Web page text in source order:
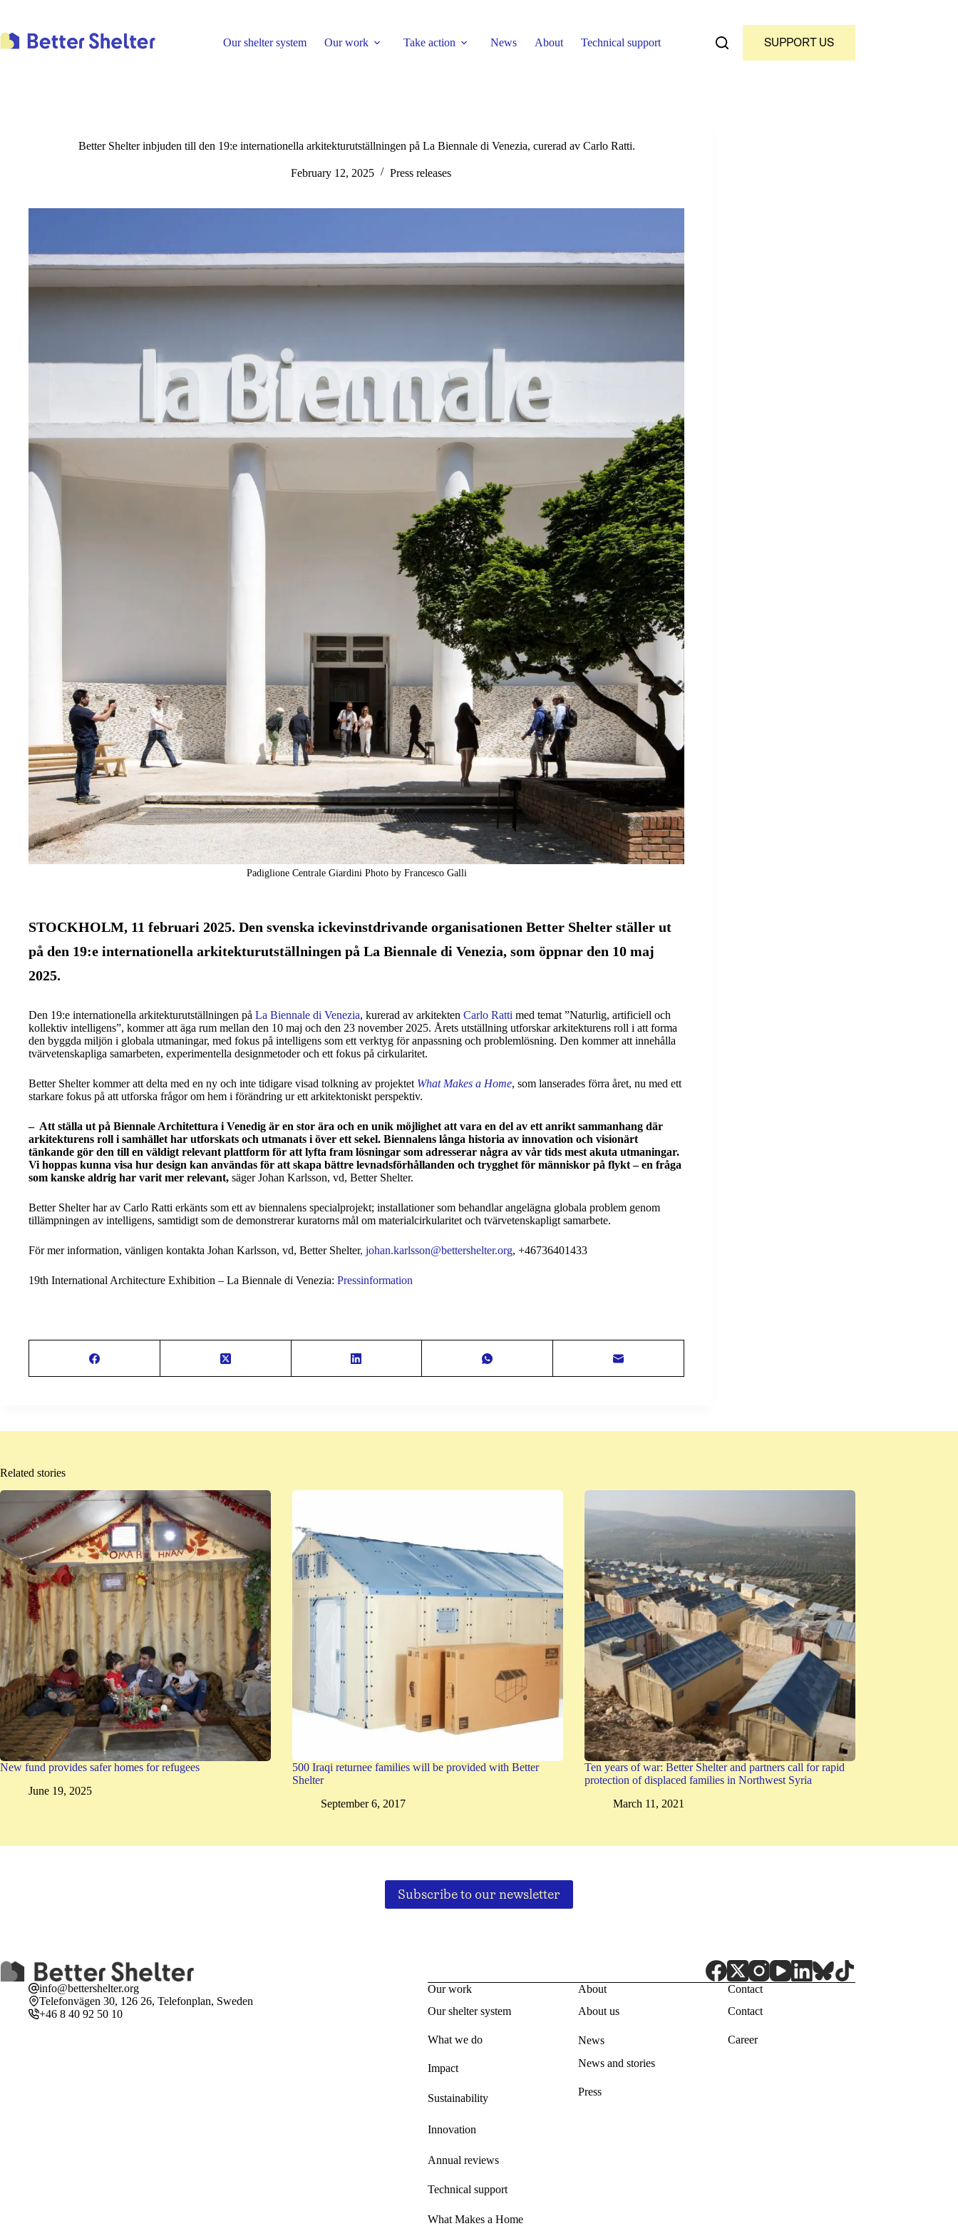
content
Our shelter system
Our work Take action News About Technical support SUPPORT US
Better Shelter inbjuden till den 19:e internationella arkitekturutställningen på La Biennale di Venezia, curerad av Carlo Ratti.
February 12, 2025 Press releases
Padiglione Centrale Giardini Photo by Francesco Galli
STOCKHOLM, 11 februari 2025. Den svenska ickevinstdrivande organisationen Better Shelter ställer ut
på den 19:e internationella arkitekturutställningen på La Biennale di Venezia, som öppnar den 10 maj
2025.
Den 19:e internationella arkitekturutställningen på La Biennale di Venezia, kurerad av arkitekten Carlo Ratti med temat ”Naturlig, artificiell och
kollektiv intelligens”, kommer att äga rum mellan den 10 maj och den 23 november 2025. Årets utställning utforskar arkitekturens roll i att forma
den byggda miljön i globala utmaningar, med fokus på intelligens som ett verktyg för anpassning och problemlösning. Den kommer att innehålla
tvärvetenskapliga samarbeten, experimentella designmetoder och ett fokus på cirkularitet.
Better Shelter kommer att delta med en ny och inte tidigare visad tolkning av projektet What Makes a Home, som lanserades förra året, nu med ett
starkare fokus på att utforska frågor om hem i förändring ur ett arkitektoniskt perspektiv.
– Att ställa ut på Biennale Architettura i Venedig är en stor ära och en unik möjlighet att vara en del av ett anrikt sammanhang där
arkitekturens roll i samhället har utforskats och utmanats i över ett sekel. Biennalens långa historia av innovation och visionärt
tänkande gör den till en väldigt relevant plattform för att lyfta fram lösningar som adresserar några av vår tids mest akuta utmaningar.
Vi hoppas kunna visa hur design kan användas för att skapa bättre levnadsförhållanden och trygghet för människor på flykt – en fråga
som kanske aldrig har varit mer relevant, säger Johan Karlsson, vd, Better Shelter.
Better Shelter har av Carlo Ratti erkänts som ett av biennalens specialprojekt; installationer som behandlar angelägna globala problem genom
tillämpningen av intelligens, samtidigt som de demonstrerar kuratorns mål om materialcirkularitet och tvärvetenskapligt samarbete.
För mer information, vänligen kontakta Johan Karlsson, vd, Better Shelter, johan.karlsson@bettershelter.org, +46736401433
19th International Architecture Exhibition – La Biennale di Venezia: Pressinformation
Related stories
New fund provides safer homes for refugees
June 19, 2025
500 Iraqi returnee families will be provided with Better
Shelter
September 6, 2017
Ten years of war: Better Shelter and partners call for rapid
protection of displaced families in Northwest Syria
March 11, 2021
Subscribe to our newsletter
info@bettershelter.org
Telefonvägen 30, 126 26, Telefonplan, Sweden
+46 8 40 92 50 10
Our work
Our shelter system
What we do
Impact
Sustainability
Innovation
Annual reviews
Technical support
What Makes a Home
About
About us
News
News and stories
Press
Contact
Contact
Career